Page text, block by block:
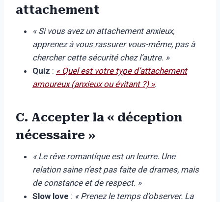
attachement
« Si vous avez un attachement anxieux,
apprenez à vous rassurer vous-même, pas à
chercher cette sécurité chez l’autre. »
Quiz : « Quel est votre type d’attachement
amoureux (anxieux ou évitant ?) ».
C. Accepter la « déception
nécessaire »
« Le rêve romantique est un leurre. Une
relation saine n’est pas faite de drames, mais
de constance et de respect. »
Slow love : « Prenez le temps d’observer. La